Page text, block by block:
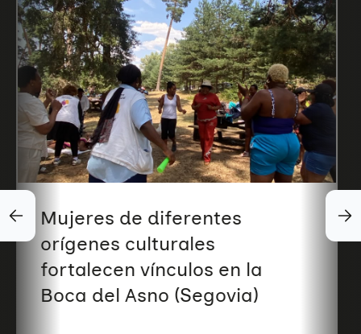
Mujeres de diferentes
orígenes culturales
fortalecen vínculos en la
Boca del Asno (Segovia)